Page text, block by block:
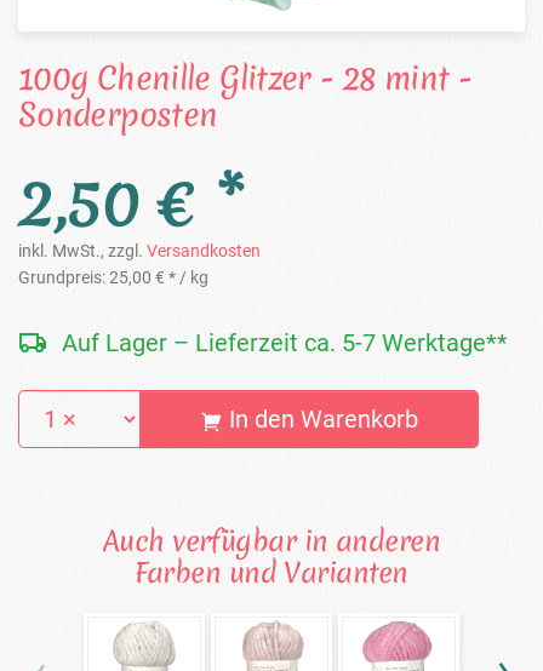
100g Chenille Glitzer - 28 mint -
Sonderposten
2,50 € *
inkl. MwSt., zzgl. Versandkosten
Grundpreis:25,00 € * / kg
Auf Lager – Lieferzeit ca. 5-7 Werktage**
In den Warenkorb
Auch verfügbar in anderen
Farben und Varianten